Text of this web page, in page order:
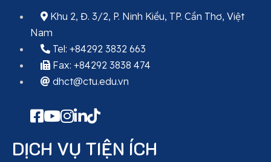
Khu 2, Đ. 3/2, P. Ninh Kiều, TP. Cần Thơ, Việt
Nam
Tel: +84292 3832 663
Fax: +84292 3838 474
dhct@ctu.edu.vn
DỊCH VỤ TIỆN ÍCH